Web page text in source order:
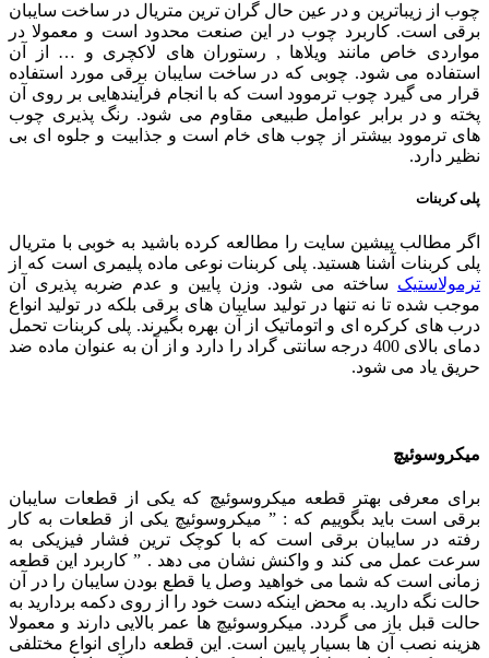
چوب از زیباترین و در عین حال گران ترین متریال در ساخت سایبان
برقی است. کاربرد چوب در این صنعت محدود است و معمولا در
مواردی خاص مانند ویلاها , رستوران های لاکچری و … از آن
استفاده می شود. چوبی که در ساخت سایبان برقی مورد استفاده
قرار می گیرد چوب ترموود است که با انجام فرآیندهایی بر روی آن
پخته و در برابر عوامل طبیعی مقاوم می شود. رنگ پذیری چوب
های ترموود بیشتر از چوب های خام است و جذابیت و جلوه ای بی
نظیر دارد.
پلی کربنات
اگر مطالب پیشین سایت را مطالعه کرده باشید به خوبی با متریال
پلی کربنات آشنا هستید. پلی کربنات نوعی ماده پلیمری است که از
ترمولاستیک ساخته می شود. وزن پایین و عدم ضربه پذیری آن
موجب شده تا نه تنها در تولید سایبان های برقی بلکه در تولید انواع
درب های کرکره ای و اتوماتیک از آن بهره بگیرند. پلی کربنات تحمل
دمای بالای 400 درجه سانتی گراد را دارد و از آن به عنوان ماده ضد
حریق یاد می شود.
میکروسوئیچ
برای معرفی بهتر قطعه میکروسوئیچ که یکی از قطعات سایبان
برقی است باید بگوییم که : ” میکروسوئیچ یکی از قطعات به کار
رفته در سایبان برقی است که با کوچک ترین فشار فیزیکی به
سرعت عمل می کند و واکنش نشان می دهد . ” کاربرد این قطعه
زمانی است که شما می خواهید وصل یا قطع بودن سایبان را در آن
حالت نگه دارید. به محض اینکه دست خود را از روی دکمه بردارید به
حالت قبل باز می گردد. میکروسوئیچ ها عمر بالایی دارند و معمولا
هزینه نصب آن ها بسیار پایین است. این قطعه دارای انواع مختلفی